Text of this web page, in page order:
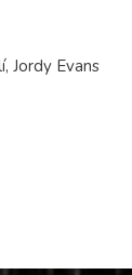
Jordy Evans